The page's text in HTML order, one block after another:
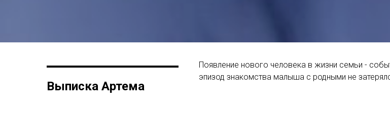
Выписка Артема
Появление нового человека в жизни семьи -
эпизод знакомства малыша с родными не